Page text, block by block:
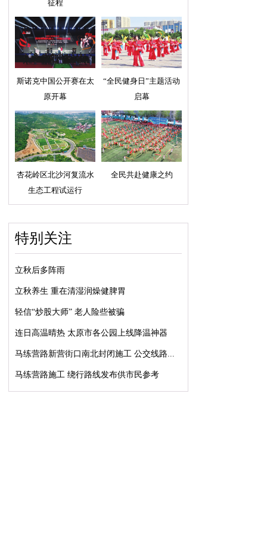
征程
斯诺克中国公开赛在太
原开幕
“全民健身日”主题活动
启幕
杏花岭区北沙河复流水
生态工程试运行
全民共赴健康之约
特别关注
立秋后多阵雨
立秋养生 重在清湿润燥健脾胃
轻信“炒股大师” 老人险些被骗
连日高温晴热 太原市各公园上线降温神器
马练营路新营街口南北封闭施工 公交线路...
马练营路施工 绕行路线发布供市民参考